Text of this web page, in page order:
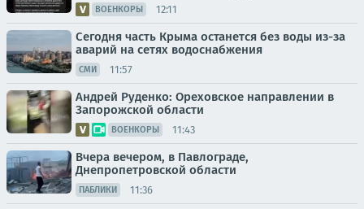
ВОЕНКОРЫ 12:11
Сегодня часть Крыма останется без воды из-за
аварий на сетях водоснабжения
СМИ 11:57
Андрей Руденко: Ореховское направлении в
Запорожской области
ВОЕНКОРЫ 11:43
Вчера вечером, в Павлограде,
Днепропетровской области
ПАБЛИКИ 11:36